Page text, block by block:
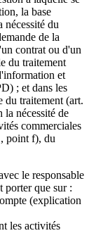
la base
nécessité du
de la
contrat ou d'un
du traitement
et
; et dans les
du traitement (art.
nécessité de
commerciales
point f), du
le responsable
porter que sur :
(explication
les activités